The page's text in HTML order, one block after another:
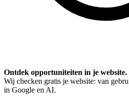
Ontdek opportuniteiten in je website.
Wij checken gratis je website: van
in Google en AI.